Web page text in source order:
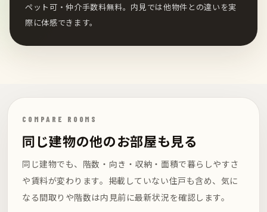
ペット可・仲介手数料無料。内見では他物件との違いを実
際に体感できます。
COMPARE ROOMS
同じ建物の他のお部屋も見る
同じ建物でも、階数・向き・収納・面積で暮らしやすさ
や賃料が変わります。掲載していない住戸も含め、気に
なる間取りや階数は内見前に最新状況を確認します。